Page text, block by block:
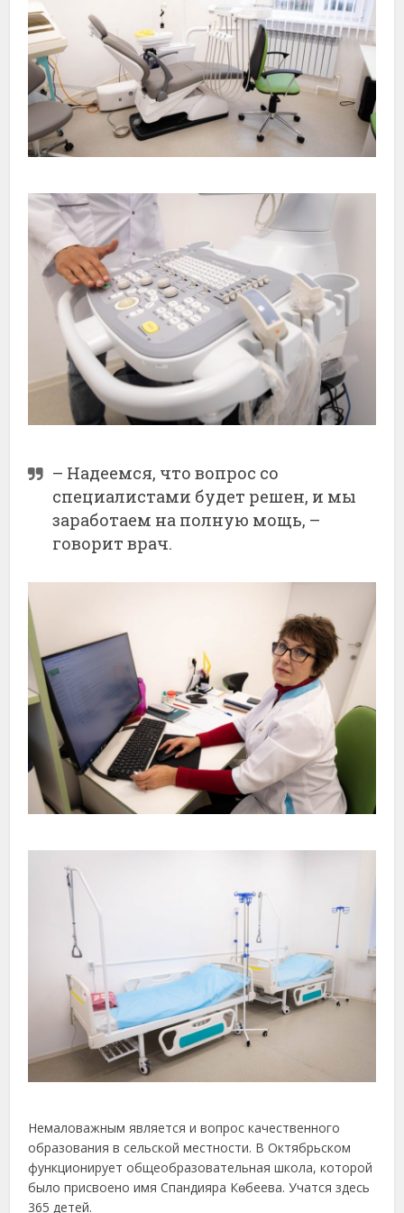
– Надеемся, что вопрос со
специалистами будет решен, и мы
заработаем на полную мощь, –
говорит врач.
Немаловажным является и вопрос качественного
образования в сельской местности. В Октябрьском
функционирует общеобразовательная школа, которой
было присвоено имя Спандияра Көбеева. Учатся здесь
365 детей.